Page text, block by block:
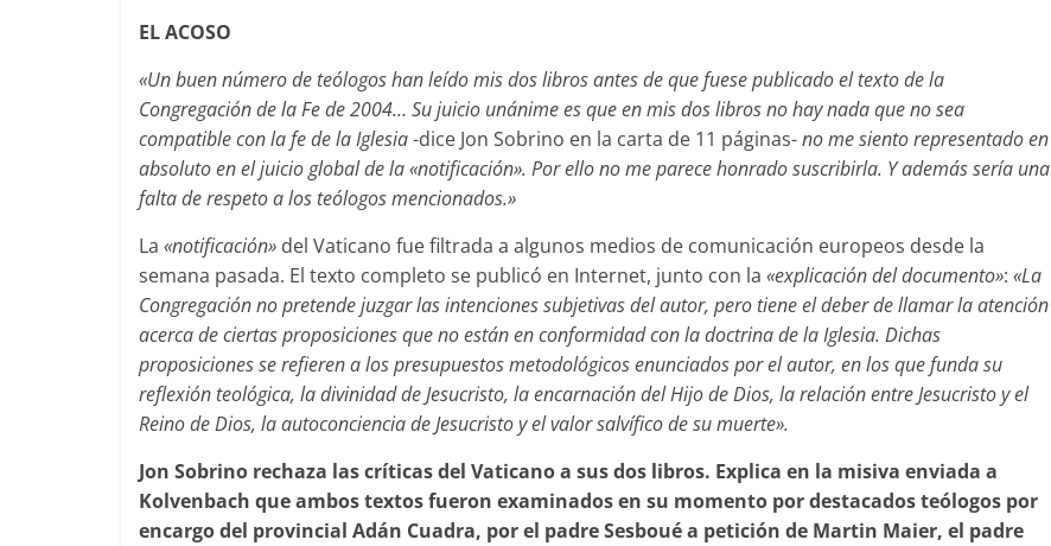
EL ACOSO
«Un buen número de teólogos han leído mis dos libros antes de que fuese publicado el texto de la
Congregación de la Fe de 2004… Su juicio unánime es que en mis dos libros no hay nada que no sea
compatible con la fe de la Iglesia-dice Jon Sobrino en la carta de 11 páginas-no me siento representado en
absoluto en el juicio global de la «notificación». Por ello no me parece honrado suscribirla. Y además sería una
falta de respeto a los teólogos mencionados.»
La «notificación» del Vaticano fue filtrada a algunos medios de comunicación europeos desde la
semana pasada. El texto completo se publicó en Internet, junto con la «explicación del documento»: «La
Congregación no pretende juzgar las intenciones subjetivas del autor, pero tiene el deber de llamar la atención
acerca de ciertas proposiciones que no están en conformidad con la doctrina de la Iglesia. Dichas
proposiciones se refieren a los presupuestos metodológicos enunciados por el autor, en los que funda su
reflexión teológica, la divinidad de Jesucristo, la encarnación del Hijo de Dios, la relación entre Jesucristo y el
Reino de Dios, la autoconciencia de Jesucristo y el valor salvífico de su muerte».
Jon Sobrino rechaza las críticas del Vaticano a sus dos libros. Explica en la misiva enviada a
Kolvenbach que ambos textos fueron examinados en su momento por destacados teólogos por
encargo del provincial Adán Cuadra, por el padre Sesboué a petición de Martin Maier, el padre